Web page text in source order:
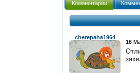
Комментарии
cherepaha1964
16